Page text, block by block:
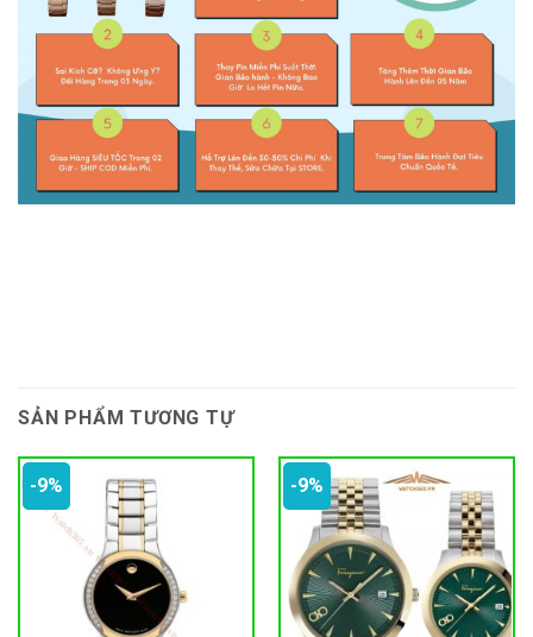
SẢN PHẨM TƯƠNG TỰ
-9% -9%